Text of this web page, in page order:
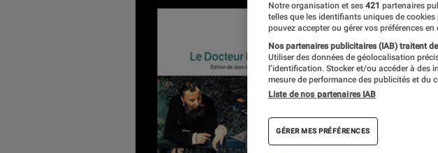
Notre organisation et ses 421 partenaires
telles que les identifiants uniques de
pouvez accepter ou gérer vos préférences
Nos partenaires publicitaires (IAB) traitent
Utiliser des données de géolocalisation
l’identification. Stocker et/ou accéder à
mesure de performance des publicités et du
Liste de nos partenaires IAB
GÉRER MES PRÉFÉRENCES